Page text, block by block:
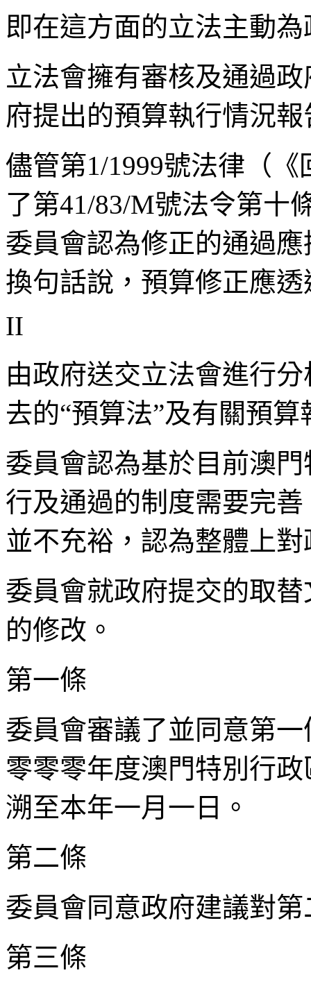
即在這方面的立法主動
立法會擁有審核及通過
府提出的預算執行情況
儘管第1/1999號法律（
了第41/83/M號法令第十
委員會認為修正的通過
換句話說，預算修正應
II
由政府送交立法會進行
去的“預算法”及有關預
委員會認為基於目前澳
行及通過的制度需要完
並不充裕，認為整體上
委員會就政府提交的取
的修改。
第一條
委員會審議了並同意第
零零零年度澳門特別行
溯至本年一月一日。
第二條
委員會同意政府建議對
第三條